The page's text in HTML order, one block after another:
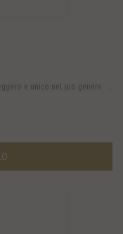
e unico nel suo genere. ...